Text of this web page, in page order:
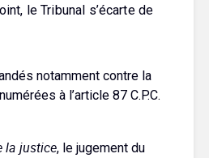
le Tribunal s’écarte de
notamment contre la
à l’article 87 C.P.C.
la justice, le jugement du